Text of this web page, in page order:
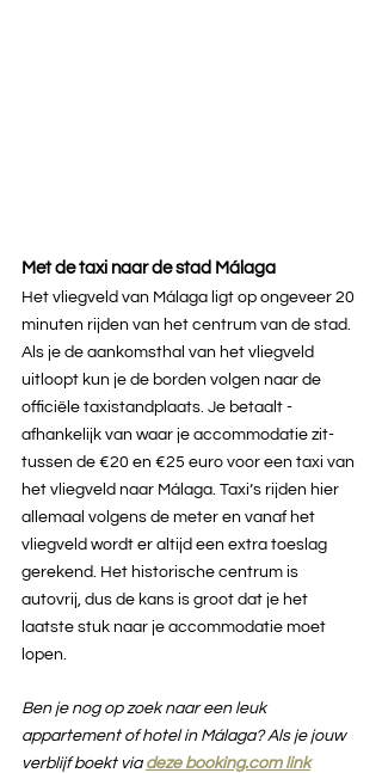
Met de taxi naar de stad Málaga
Het vliegveld van Málaga ligt op ongeveer 20
minuten rijden van het centrum van de stad.
Als je de aankomsthal van het vliegveld
uitloopt kun je de borden volgen naar de
officiële taxistandplaats. Je betaalt -
afhankelijk van waar je accommodatie zit-
tussen de €20 en €25 euro voor een taxi van
het vliegveld naar Málaga. Taxi’s rijden hier
allemaal volgens de meter en vanaf het
vliegveld wordt er altijd een extra toeslag
gerekend. Het historische centrum is
autovrij, dus de kans is groot dat je het
laatste stuk naar je accommodatie moet
lopen.
Ben je nog op zoek naar een leuk
appartement of hotel in Málaga? Als je jouw
verblijf boekt via deze booking.com link